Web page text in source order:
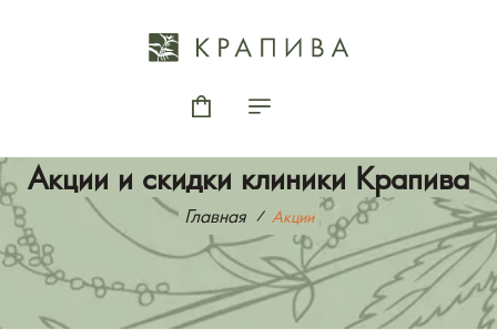
Акции и скидки клиники Крапива
Главная Акции